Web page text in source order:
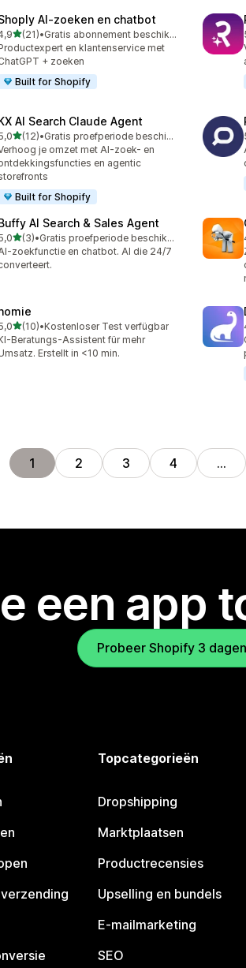
AI‑zoeken en chatbot
van 5 sterren
(21)
recensies in totaal
•
Gratis abonnement beschikbaar
en klantenservice met
+ zoeken
Built for Shopify
AI Search Claude Agent
van 5 sterren
(12)
recensies in totaal
•
Gratis proefperiode beschikbaar
je omzet met AI-zoek- en
en agentic
Built for Shopify
AI Search & Sales Agent
van 5 sterren
(3)
recensies in totaal
•
Gratis proefperiode beschikbaar
zoekfunctie en chatbot. AI die 24/7
van 5 sterren
(10)
recensies in totaal
•Kostenloser Test verfügbar
Beratungs-Assistent für mehr
Erstellt in <10 min.
1 2 3 4 …
een app
Probeer Shopify 3
Topcategorieën
Dropshipping
Marktplaatsen
Productrecensies
Upselling en bundels
E-mailmarketing
SEO